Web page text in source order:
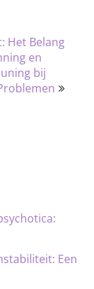
Het Belang
en
bij
Een